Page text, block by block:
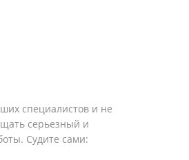
специалистов и не
серьезный и
Судите сами: